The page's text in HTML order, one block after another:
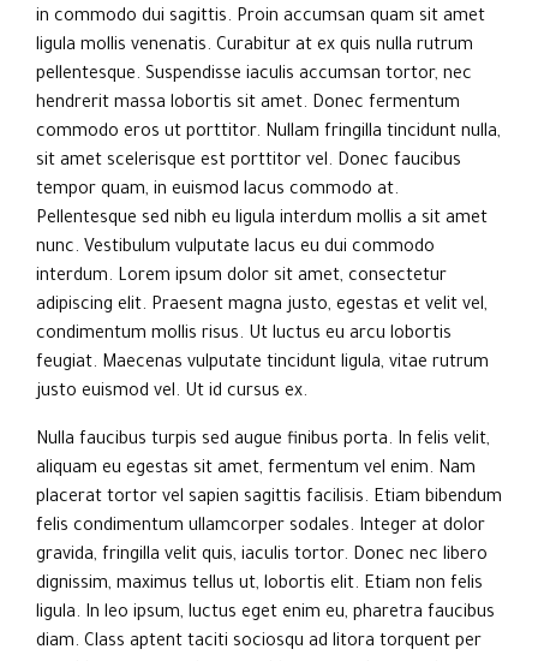
in commodo dui sagittis. Proin accumsan quam sit amet
ligula mollis venenatis. Curabitur at ex quis nulla rutrum
pellentesque. Suspendisse iaculis accumsan tortor, nec
hendrerit massa lobortis sit amet. Donec fermentum
commodo eros ut porttitor. Nullam fringilla tincidunt nulla,
sit amet scelerisque est porttitor vel. Donec faucibus
tempor quam, in euismod lacus commodo at.
Pellentesque sed nibh eu ligula interdum mollis a sit amet
nunc. Vestibulum vulputate lacus eu dui commodo
interdum. Lorem ipsum dolor sit amet, consectetur
adipiscing elit. Praesent magna justo, egestas et velit vel,
condimentum mollis risus. Ut luctus eu arcu lobortis
feugiat. Maecenas vulputate tincidunt ligula, vitae rutrum
justo euismod vel. Ut id cursus ex.
Nulla faucibus turpis sed augue finibus porta. In felis velit,
aliquam eu egestas sit amet, fermentum vel enim. Nam
placerat tortor vel sapien sagittis facilisis. Etiam bibendum
felis condimentum ullamcorper sodales. Integer at dolor
gravida, fringilla velit quis, iaculis tortor. Donec nec libero
dignissim, maximus tellus ut, lobortis elit. Etiam non felis
ligula. In leo ipsum, luctus eget enim eu, pharetra faucibus
diam. Class aptent taciti sociosqu ad litora torquent per